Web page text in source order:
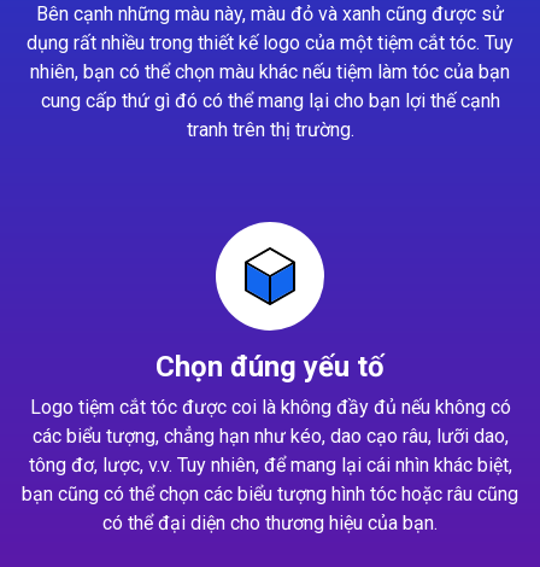
Bên cạnh những màu này, màu đỏ và xanh cũng được sử
dụng rất nhiều trong thiết kế logo của một tiệm cắt tóc. Tuy
nhiên, bạn có thể chọn màu khác nếu tiệm làm tóc của bạn
cung cấp thứ gì đó có thể mang lại cho bạn lợi thế cạnh
tranh trên thị trường.
Chọn đúng yếu tố
Logo tiệm cắt tóc được coi là không đầy đủ nếu không có
các biểu tượng, chẳng hạn như kéo, dao cạo râu, lưỡi dao,
tông đơ, lược, v.v. Tuy nhiên, để mang lại cái nhìn khác biệt,
bạn cũng có thể chọn các biểu tượng hình tóc hoặc râu cũng
có thể đại diện cho thương hiệu của bạn.